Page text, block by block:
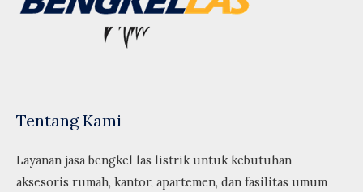
Tentang Kami
Layanan jasa bengkel las listrik untuk kebutuhan
aksesoris rumah, kantor, apartemen, dan fasilitas umum